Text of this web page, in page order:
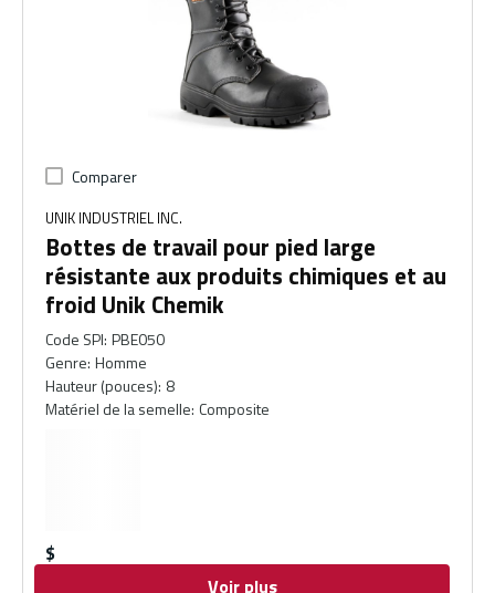
Comparer
UNIK INDUSTRIEL INC.
Bottes de travail pour pied large
résistante aux produits chimiques et au
froid Unik Chemik
Code SPI: PBE050
Genre: Homme
Hauteur (pouces): 8
Matériel de la semelle: Composite
$
Voir plus